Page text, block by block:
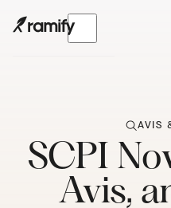
AVIS
SCPI
Avis,